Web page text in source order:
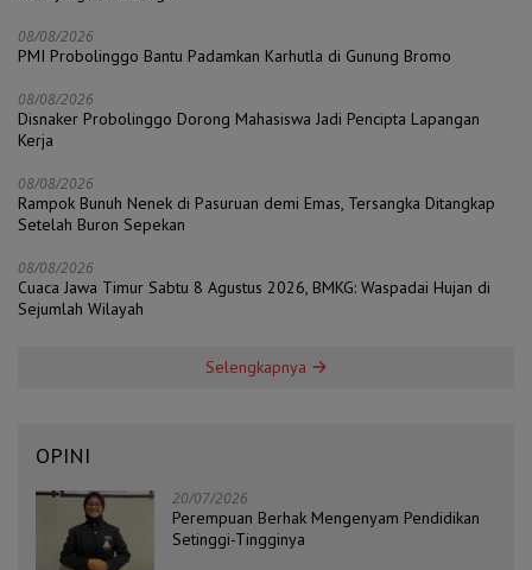
08/08/2026
PMI Probolinggo Bantu Padamkan Karhutla di Gunung Bromo
08/08/2026
Disnaker Probolinggo Dorong Mahasiswa Jadi Pencipta Lapangan
Kerja
08/08/2026
Rampok Bunuh Nenek di Pasuruan demi Emas, Tersangka Ditangkap
Setelah Buron Sepekan
08/08/2026
Cuaca Jawa Timur Sabtu 8 Agustus 2026, BMKG: Waspadai Hujan di
Sejumlah Wilayah
Selengkapnya
OPINI
20/07/2026
Perempuan Berhak Mengenyam Pendidikan
Setinggi-Tingginya